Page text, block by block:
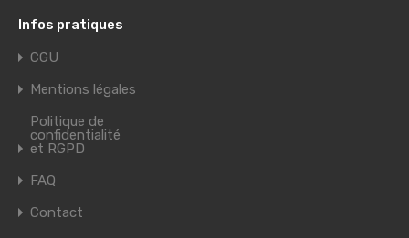
Infos pratiques
CGU
Mentions légales
Politique de
confidentialité
et RGPD
FAQ
Contact